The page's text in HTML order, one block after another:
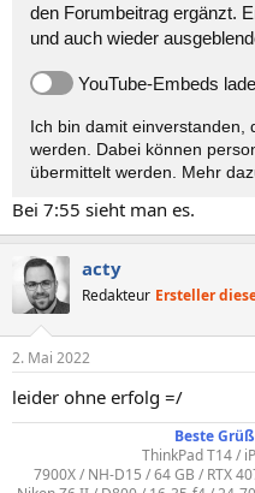
den Forumbeitrag ergänzt.
und auch wieder
YouTube-Embeds
Ich bin damit einverstanden,
werden. Dabei können
übermittelt werden. Mehr
Bei 7:55 sieht man es.
acty
Redakteur Ersteller
2. Mai 2022
leider ohne erfolg =/
Beste
ThinkPad T14 /
7900X / NH-D15 / 64 GB / RTX